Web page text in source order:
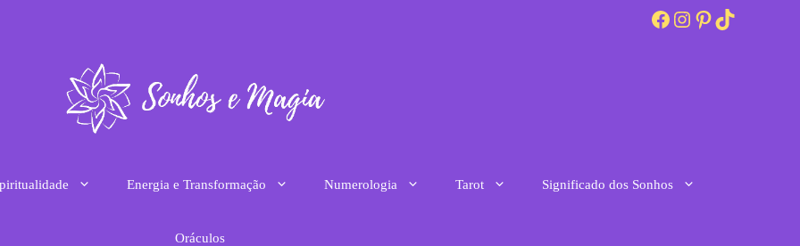
Facebook
Instagram
Pinterest
TikTok
Energia e Transformação Numerologia Tarot Significado dos Sonhos
Oráculos